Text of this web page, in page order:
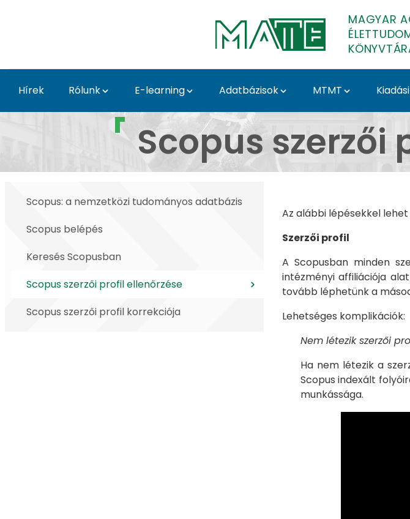
MAGYAR
Hírek Rólunk E-learning Adatbázisok MTMT
Scopus szerzői profilScopus szerzői
Scopus: a nemzetközi tudományos adatbázis
Scopus belépés
Keresés Scopusban
Scopus szerzői profil ellenőrzése
Scopus szerzői profil korrekciója
Az alábbi lépésekkel
Szerzői profil
A Scopusban minden
intézményi affiliációja
tovább léphetünk a
Lehetséges komplikációk:
Nem létezik szerzői
Ha nem létezik a
Scopus indexált
munkássága.